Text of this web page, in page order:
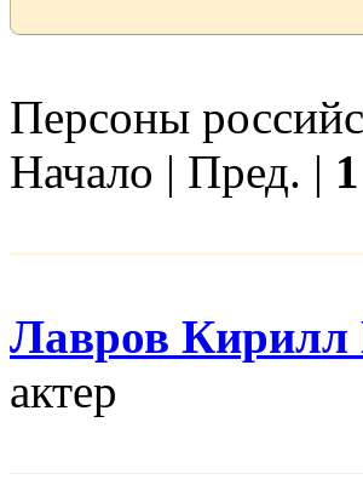
Персоны
Начало | Пред. | 1
Лавров
актер